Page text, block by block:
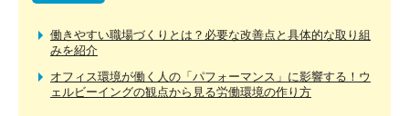
働きやすい職場づくりとは？必要な改善点と具体的な取り組
みを紹介
オフィス環境が働く人の「パフォーマンス」に影響する！ウ
ェルビーイングの観点から見る労働環境の作り方